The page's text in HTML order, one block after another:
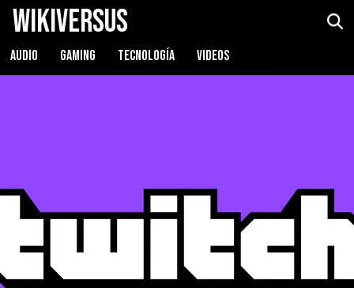
WikiVersus
AUDIO GAMING TECNOLOGÍA VIDEOS